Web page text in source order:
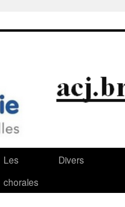
Les
chorales
Divers